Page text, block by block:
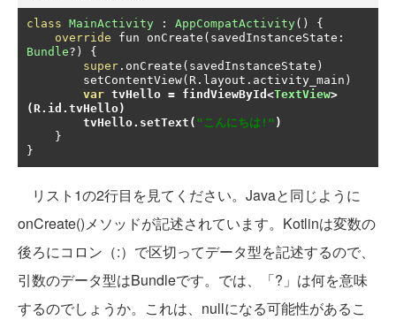
class MainActivity : AppCompatActivity()
{
override fun onCreate ( savedInstanceState :
Bundle?)
{
super . onCreate ( savedInstanceState )
        setContentView
( R . layout . activity_main )
var tvHello = findViewById <TextView>
(R. id . tvHello)
tvHello. setText ( "こんにちは!" )
}
}
リスト1の2行目を見てください。Javaと同じように
onCreate()メソッドが記述されています。Kotlinは変数の
後ろにコロン（:）で区切ってデータ型を記述するので、
引数のデータ型はBundleです。では、「?」は何を意味
するのでしょうか。これは、nullになる可能性があるこ